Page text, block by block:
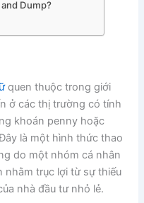
Dump?
quen thuộc trong giới
ở các thị trường có tính
khoán penny hoặc
là một hình thức thao
do một nhóm cá nhân
nhằm trục lợi từ sự thiếu
nhà đầu tư nhỏ lẻ.